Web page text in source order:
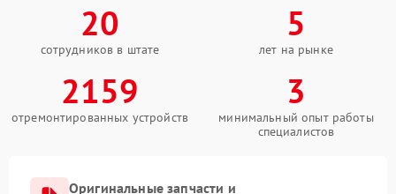
20
сотрудников в штате
5
лет на рынке
2159
отремонтированных устройств
3
минимальный опыт работы
специалистов
Оригинальные запчасти и